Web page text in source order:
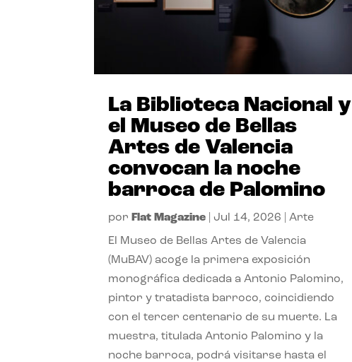
La Biblioteca Nacional y
el Museo de Bellas
Artes de Valencia
convocan la noche
barroca de Palomino
por Flat Magazine Jul 14, 2026 |Arte
El Museo de Bellas Artes de Valencia
(MuBAV) acoge la primera exposición
monográfica dedicada a Antonio Palomino,
pintor y tratadista barroco, coincidiendo
con el tercer centenario de su muerte. La
muestra, titulada Antonio Palomino y la
noche barroca, podrá visitarse hasta el